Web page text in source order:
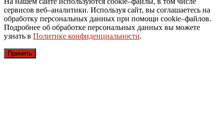
сервисов веб–аналитики. Используя сайт, вы соглашаетесь на
обработку персональных данных при помощи cookie–файлов.
Подробнее об обработке персональных данных вы можете
узнать в Политике конфиденциальности.
Принять